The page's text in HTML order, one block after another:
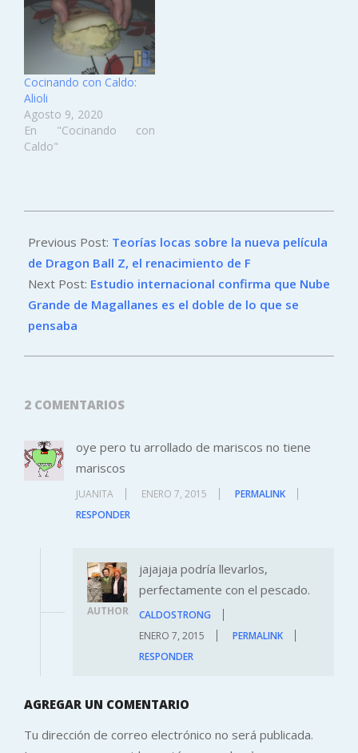
Cocinando con Caldo:
Alioli
Agosto 9, 2020
En "Cocinando con
Caldo"
01-
06
Previous Post: Teorías locas sobre la nueva película
de Dragon Ball Z, el renacimiento de F
Next Post: Estudio internacional confirma que Nube
Grande de Magallanes es el doble de lo que se
pensaba
2 COMENTARIOS
oye pero tu arrollado de mariscos no tiene
mariscos
JUANITA ENERO 7, 2015
PERMALINK
RESPONDER
AUTHOR
jajajaja podría llevarlos,
perfectamente con el pescado.
CALDOSTRONG
ENERO 7, 2015
PERMALINK
RESPONDER
AGREGAR UN COMENTARIO
Tu dirección de correo electrónico no será publicada.